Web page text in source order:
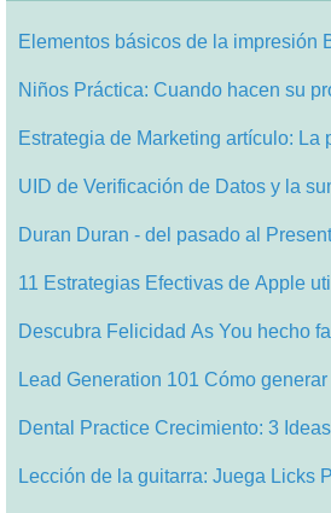
Elementos básicos de la impresión
Niños Práctica: Cuando hacen su
Estrategia de Marketing artículo: La
UID de Verificación de Datos y la
Duran Duran - del pasado al Present
11 Estrategias Efectivas de Apple
Descubra Felicidad As You hecho
Lead Generation 101 Cómo
Dental Practice Crecimiento: 3
Lección de la guitarra: Juega Licks